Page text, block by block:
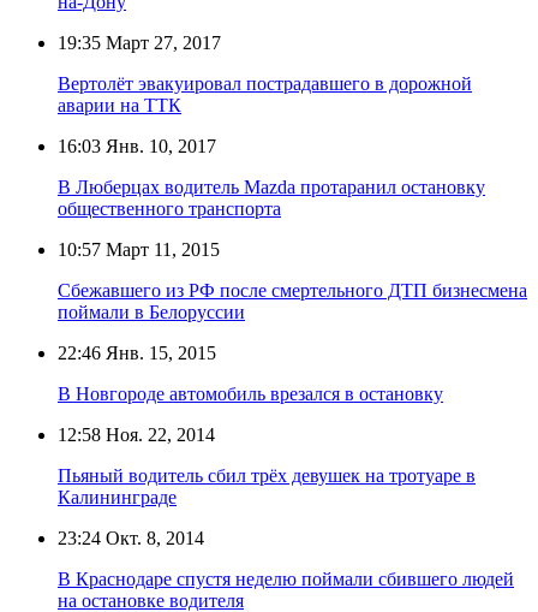
19:35 Март 27, 2017
Вертолёт эвакуировал пострадавшего в дорожной
аварии на ТТК
16:03 Янв. 10, 2017
В Люберцах водитель Mazda протаранил остановку
общественного транспорта
10:57 Март 11, 2015
Сбежавшего из РФ после смертельного ДТП бизнесмена
поймали в Белоруссии
22:46 Янв. 15, 2015
В Новгороде автомобиль врезался в остановку
12:58 Ноя. 22, 2014
Пьяный водитель сбил трёх девушек на тротуаре в
Калининграде
23:24 Окт. 8, 2014
В Краснодаре спустя неделю поймали сбившего людей
на остановке водителя